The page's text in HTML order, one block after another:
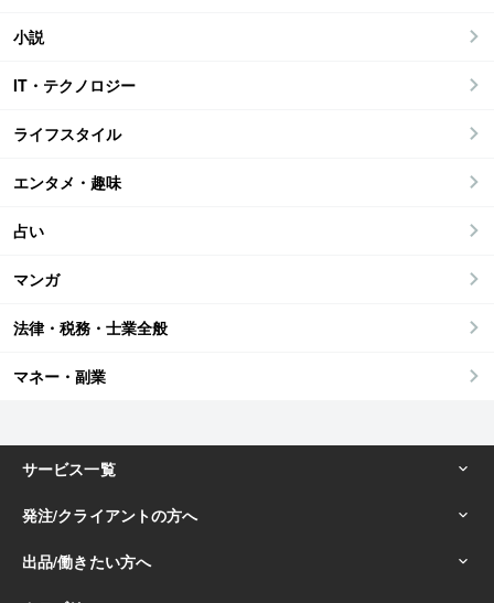
小説
IT・テクノロジー
ライフスタイル
エンタメ・趣味
占い
マンガ
法律・税務・士業全般
マネー・副業